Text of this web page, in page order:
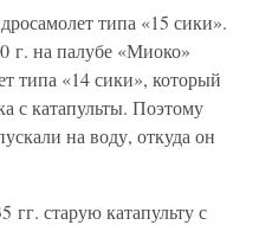
типа «15 сики».
г. на палубе «Миоко»
типа «14 сики», который
с катапульты. Поэтому
на воду, откуда он
гг. старую катапульту с